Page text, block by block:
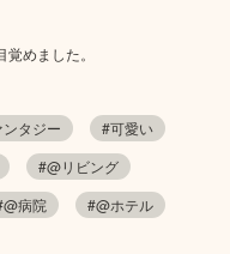
めました。
タジー
#可愛い
#@リビング
病院
#@ホテル